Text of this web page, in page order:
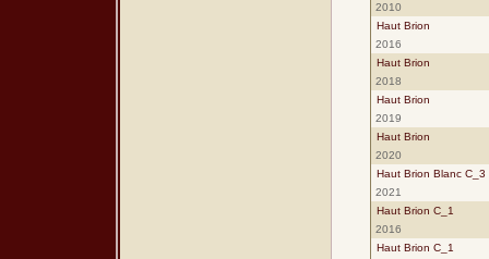
2010
Haut Brion
2016
Haut Brion
2018
Haut Brion
2019
Haut Brion
2020
Haut Brion Blanc C_3
2021
Haut Brion C_1
2016
Haut Brion C_1